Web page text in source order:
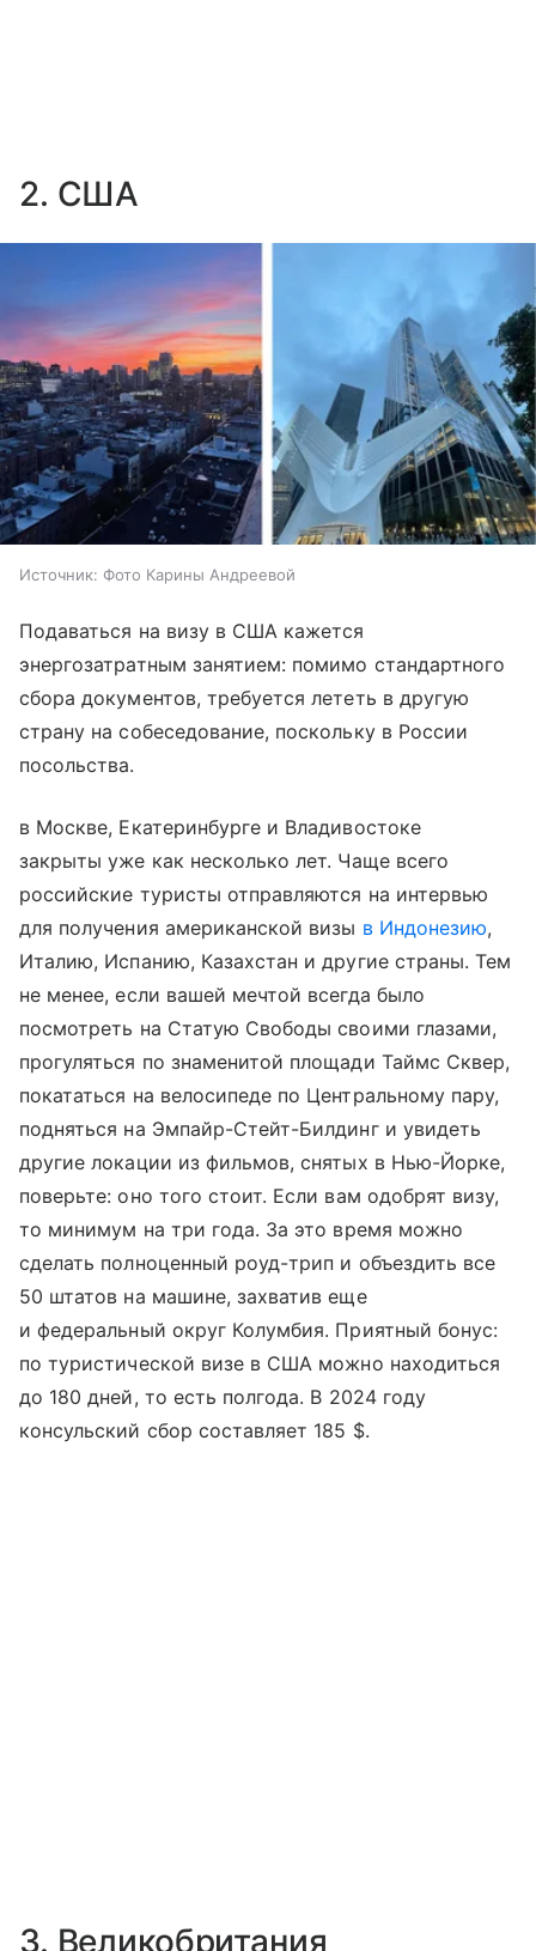
2. США
Источник: Фото Карины Андреевой
Подаваться на визу в США кажется
энергозатратным занятием: помимо стандартного
сбора документов, требуется лететь в другую
страну на собеседование, поскольку в России
посольства.
в Москве, Екатеринбурге и Владивостоке
закрыты уже как несколько лет. Чаще всего
российские туристы отправляются на интервью
для получения американской визы в Индонезию,
Италию, Испанию, Казахстан и другие страны. Тем
не менее, если вашей мечтой всегда было
посмотреть на Статую Свободы своими глазами,
прогуляться по знаменитой площади Таймс Сквер,
покататься на велосипеде по Центральному пару,
подняться на Эмпайр-Стейт-Билдинг и увидеть
другие локации из фильмов, снятых в Нью-Йорке,
поверьте: оно того стоит. Если вам одобрят визу,
то минимум на три года. За это время можно
сделать полноценный роуд-трип и объездить все
50 штатов на машине, захватив еще
и федеральный округ Колумбия. Приятный бонус:
по туристической визе в США можно находиться
до 180 дней, то есть полгода. В 2024 году
консульский сбор составляет 185 $.
3. Великобритания